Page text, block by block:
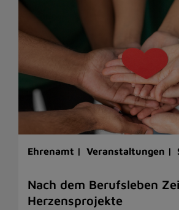
Ehrenamt | Veranstaltungen |
Nach dem Berufsleben
Herzensprojekte